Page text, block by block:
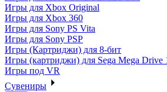
Игры для Xbox Original
Игры для Xbox 360
Игры для Sony PS Vita
Игры для Sony PSP
Игры (Картриджи) для 8-бит
Игры (картриджи) для Sega Mega Drive
Игры под VR
Сувениры